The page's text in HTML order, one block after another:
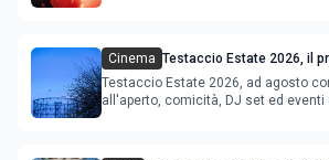
Cinema Testaccio Estate 2026, il
Ferragosto
Testaccio Estate 2026, ad agosto
all'aperto, comicità, DJ set ed eventi